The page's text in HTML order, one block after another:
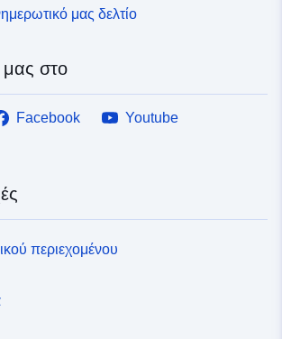
μας δελτίο
στο
Facebook
Youtube
περιεχομένου